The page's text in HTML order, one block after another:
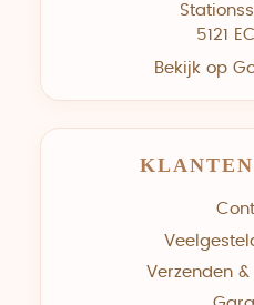
5121
Bekijk op
Verzenden